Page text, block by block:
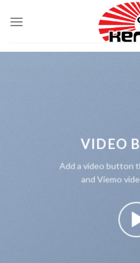
VIDEO
Add a video button
and Viemo